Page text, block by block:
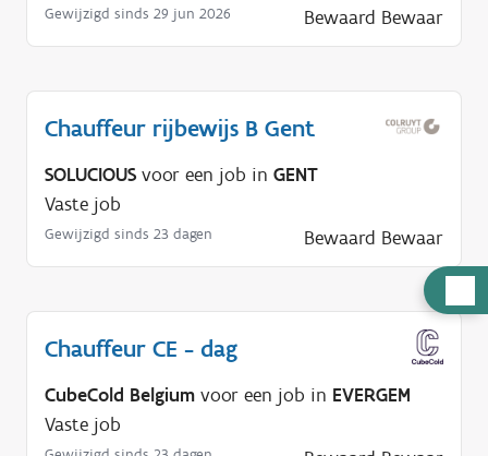
u
l
Gewijzigd sinds 29 jun 2026 Bewaard Bewaar
Chauffeur rijbewijs B Gent
SOLUCIOUS voor een job in GENT
Vaste job
Gewijzigd sinds 23 dagen Bewaard Bewaar
Chauffeur CE - dag
CubeCold Belgium voor een job in EVERGEM
Vaste job